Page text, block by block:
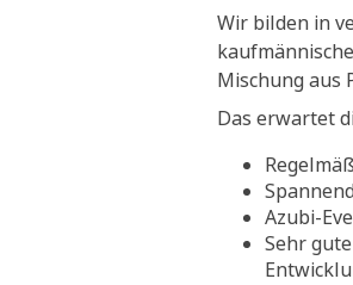
Wir bilden in
Mischung aus
Das erwartet
Azubi-
Sehr